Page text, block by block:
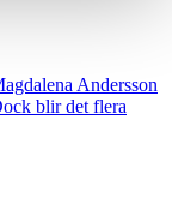
Andersson
blir det flera